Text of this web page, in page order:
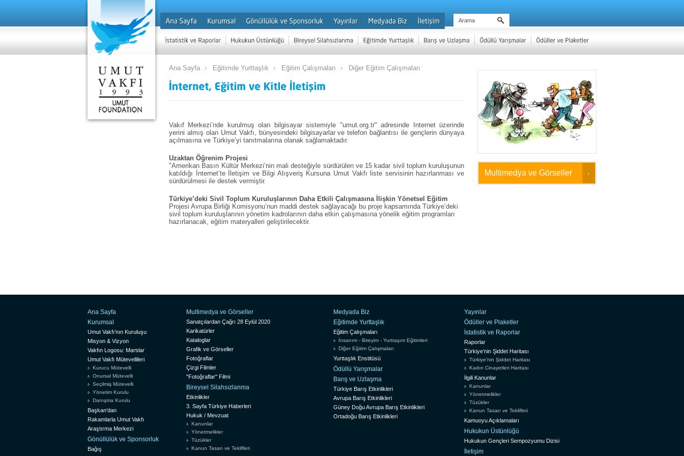
Ana Sayfa Eğitimde Yurttaşlık Eğitim Çalışmaları Diğer Eğitim Çalışmaları
Vakıf Merkezi’nde kurulmuş olan bilgisayar sistemiyle "umut.org.tr" adresinde Internet üzerinde
yerini almış olan Umut Vakfı, bünyesindeki bilgisayarlar ve telefon bağlantısı ile gençlerin dünyaya
açılmasına ve Türkiye’yi tanıtmalarına olanak sağlamaktadır.
Uzaktan Öğrenim Projesi
"Amerikan Basın Kültür Merkezi’nin mali desteğiyle sürdürülen ve 15 kadar sivil toplum kuruluşunun
katıldığı İnternet’te İletişim ve Bilgi Alışveriş Kursuna Umut Vakfı liste servisinin hazırlanması ve
sürdürülmesi ile destek vermiştir.
Türkiye’deki Sivil Toplum Kuruluşlarının Daha Etkili Çalışmasına İlişkin Yönetsel Eğitim
Projesi Avrupa Birliği Komisyonu’nun maddi destek sağlayacağı bu proje kapsamında Türkiye’deki
sivil toplum kuruluşlarının yönetim kadrolarının daha etkin çalışmasına yönelik eğitim programları
hazırlanacak, eğitim materyalleri geliştirilecektir.
Multimedya ve Görseller
Ana Sayfa
Kurumsal
Umut Vakfı’nın Kuruluşu
Misyon & Vizyon
Vakfın Logosu: Martılar
Umut Vakfı Mütevellileri
Kurucu Mütevelli
Onursal Mütevelli
Seçilmiş Mütevelli
Yönetim Kurulu
Danışma Kurulu
Başkan’dan
Rakamlarla Umut Vakfı
Araştırma Merkezi
Gönüllülük ve Sponsorluk
Bağış
Multimedya ve Görseller
Sanatçılardan Çağrı 28 Eylül 2020
Karikatürler
Kataloglar
Grafik ve Görseller
Fotoğraflar
Çizgi Filmler
"Fotoğraflar" Filmi
Bireysel Silahsızlanma
Etkinlikler
3. Sayfa Türkiye Haberleri
Hukuk / Mevzuat
Kanunlar
Yönetmelikler
Tüzükler
Kanun Tasarı ve Teklifleri
Medyada Biz
Eğitimde Yurttaşlık
Eğitim Çalışmaları
İnsanım - Bireyim - Yurttaşım Eğitimleri
Diğer Eğitim Çalışmaları
Yurttaşlık Enstitüsü
Ödüllü Yarışmalar
Barış ve Uzlaşma
Türkiye Barış Etkinlikleri
Avrupa Barış Etkinlikleri
Güney Doğu Avrupa Barış Etkinlikleri
Ortadoğu Barış Etkinlikleri
Yayınlar
Ödüller ve Plaketler
İstatistik ve Raporlar
Raporlar
Türkiye’nin Şiddet Haritası
Türkiye’nin Şiddet Haritası
Kadın Cinayetleri Haritası
İlgili Kanunlar
Kanunlar
Yönetmelikler
Tüzükler
Kanun Tasarı ve Teklifleri
Kamuoyu Açıklamaları
Hukukun Üstünlüğü
Hukukun Gençleri Sempozyumu Dizisi
İletişim